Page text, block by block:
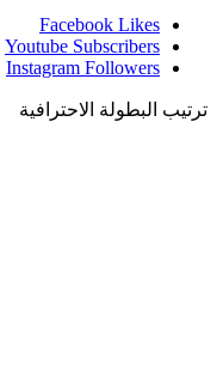
Facebook Likes
Youtube Subscribers
Instagram Followers
ترتيب البطولة الاحترافية